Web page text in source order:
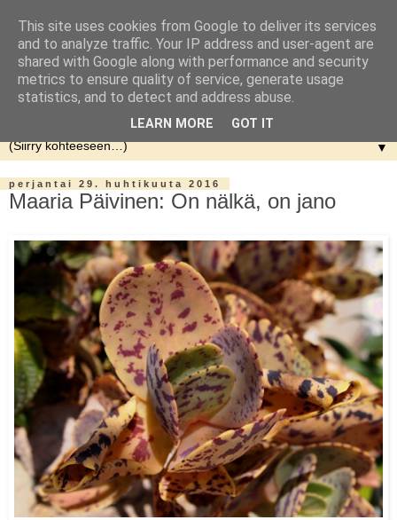
▼
perjantai 29. huhtikuuta 2016
Maaria Päivinen: On nälkä, on jano
This site uses cookies from Google to deliver its services
and to analyze traffic. Your IP address and user-agent are
shared with Google along with performance and security
metrics to ensure quality of service, generate usage
statistics, and to detect and address abuse.
LEARN MORE GOT IT